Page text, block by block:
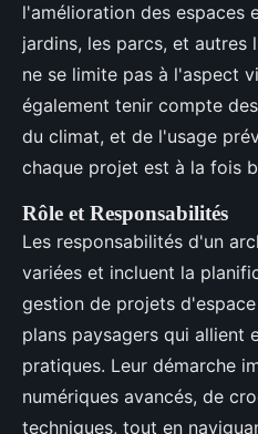
l'amélioration des espaces
jardins, les parcs, et autres
ne se limite pas à l'aspect
également tenir compte
du climat, et de l'usage
chaque projet est à la fois
Rôle et Responsabilités
Les responsabilités d'un
variées et incluent la
gestion de projets
plans paysagers qui allient
pratiques. Leur démarche
numériques avancés, de
techniques, tout en